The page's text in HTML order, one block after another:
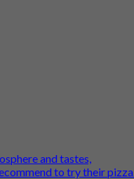
and tastes,
to try their